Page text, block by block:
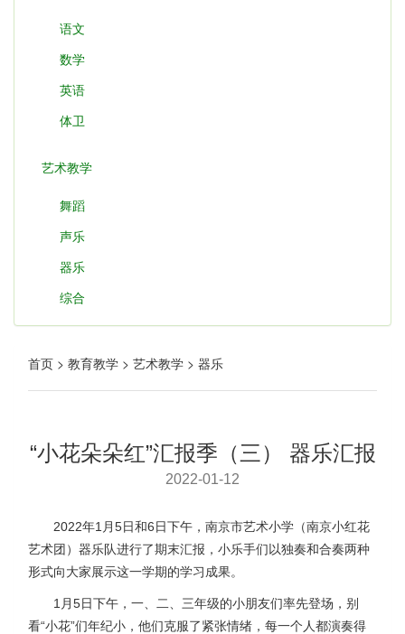
语文
数学
英语
体卫
艺术教学
舞蹈
声乐
器乐
综合
首页 > 教育教学 > 艺术教学 > 器乐
“小花朵朵红”汇报季（三） 器乐汇报
2022-01-12
2022年1月5日和6日下午，南京市艺术小学（南京小红花
艺术团）器乐队进行了期末汇报，小乐手们以独奏和合奏两种
形式向大家展示这一学期的学习成果。
1月5日下午，一、二、三年级的小朋友们率先登场，别
看“小花”们年纪小，他们克服了紧张情绪，每一个人都演奏得